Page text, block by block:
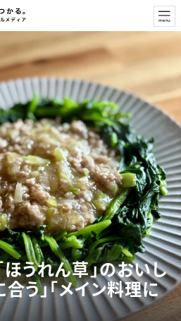
うれん草」のおいし
う」「メイン料理に